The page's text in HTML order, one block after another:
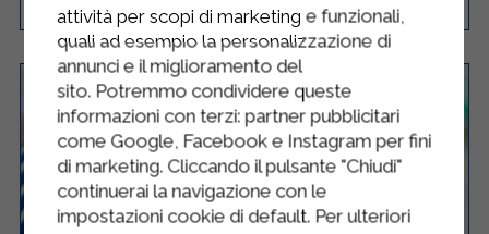
attività per scopi di marketing e funzionali,
quali ad esempio la personalizzazione di
annunci e il miglioramento del
sito. Potremmo condividere queste
informazioni con terzi: partner pubblicitari
come Google, Facebook e Instagram per fini
di marketing. Cliccando il pulsante "Chiudi"
continuerai la navigazione con le
impostazioni cookie di default. Per ulteriori